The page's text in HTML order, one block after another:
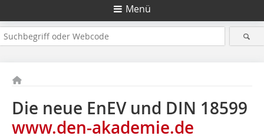
Menü
Die neue EnEV und DIN 18599
www.den-akademie.de